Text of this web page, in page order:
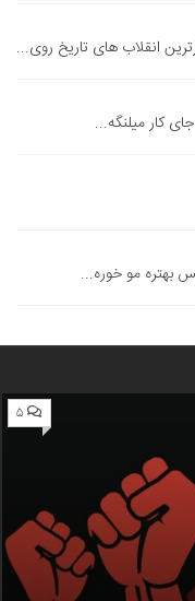
انقلاب های تاریخ روی...
کار میلنگه...
بهتره مو خوره...
۵